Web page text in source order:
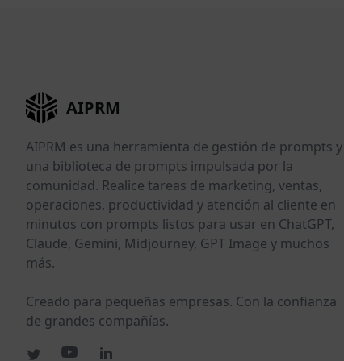
AIPRM
AIPRM es una herramienta de gestión de prompts y
una biblioteca de prompts impulsada por la
comunidad. Realice tareas de marketing, ventas,
operaciones, productividad y atención al cliente en
minutos con prompts listos para usar en ChatGPT,
Claude, Gemini, Midjourney, GPT Image y muchos
más.
Creado para pequeñas empresas. Con la confianza
de grandes compañías.